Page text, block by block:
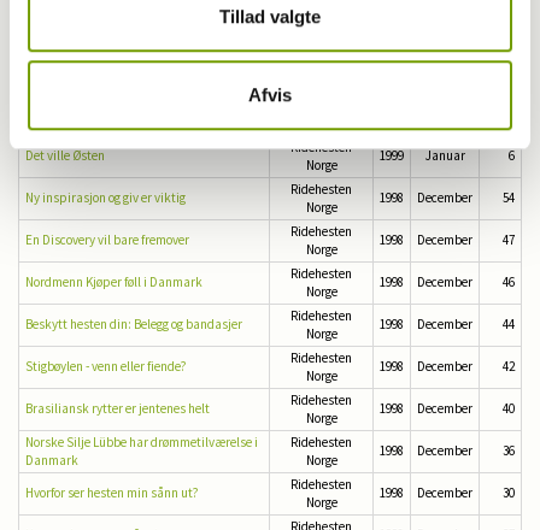
Tillad valgte
Afvis
Shetlandsponnien verdens sterkeste rase
Ridehesten
Nes Rideklubb vokser i bredden
Ridehesten
12
Ridehesten
Det ville Østen
Ridehesten
Norge
1999 Januar 6
Ny inspirasjon og giv er viktig
Ridehesten
Norge
1998 December 54
En Discovery vil bare fremover
Ridehesten
Norge
1998 December 47
Nordmenn Kjøper føll i Danmark
Ridehesten
Norge
1998 December 46
Beskytt hesten din: Belegg og bandasjer
Ridehesten
Norge
1998 December 44
Stigbøylen - venn eller fiende?
Ridehesten
Norge
1998 December 42
Brasiliansk rytter er jentenes helt
Ridehesten
Norge
1998 December
40
Norske Silje Lübbe har drømmetilværelse i
Danmark
Ridehesten
Norge
1998 December 36
Hvorfor ser hesten min sånn ut?
Ridehesten
Norge
1998 December 30
Ridehesten